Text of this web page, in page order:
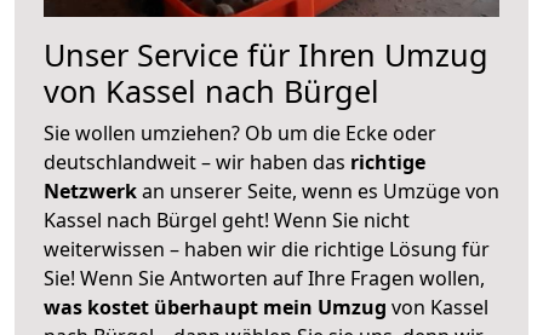
Unser Service für Ihren Umzug
von Kassel nach Bürgel
Sie wollen umziehen? Ob um die Ecke oder
deutschlandweit – wir haben das richtige
Netzwerkan unserer Seite, wenn es Umzüge von
Kassel nach Bürgel geht! Wenn Sie nicht
weiterwissen – haben wir die richtige Lösung für
Sie! Wenn Sie Antworten auf Ihre Fragen wollen,
was kostet überhaupt mein Umzug von Kassel